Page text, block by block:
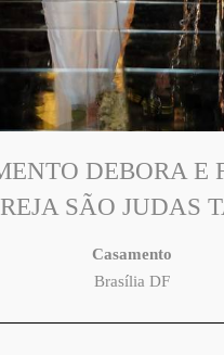
DEBORA E
SÃO JUDAS
Casamento
Brasília DF